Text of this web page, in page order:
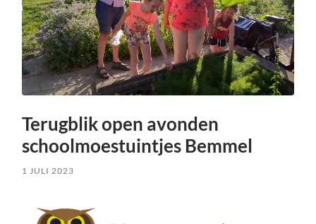
Terugblik open avonden
schoolmoestuintjes Bemmel
1 JULI 2023